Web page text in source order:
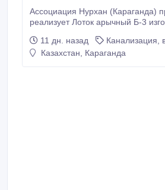
Ассоциация Нурхан (Караганда)
реализует Лоток арычный Б-3
(2010*510-740*480, m=0, 425т.) Лоток предназначен
для укрепления стенок арыков и
11 дн. назад
Канализация,
Казахстан, Караганда